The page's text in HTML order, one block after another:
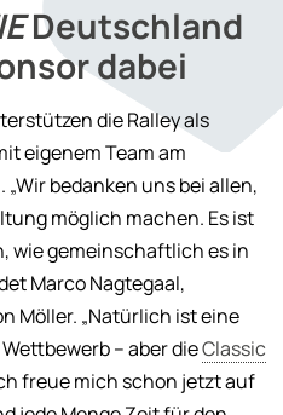
Deutschland
dabei
die Ralley als
eigenem Team am
bedanken uns bei allen,
möglich machen. Es ist
wie gemeinschaftlich es in
Marco Nagtegaal,
Möller. „Natürlich ist eine
– aber dieClassic
freue mich schon jetzt auf